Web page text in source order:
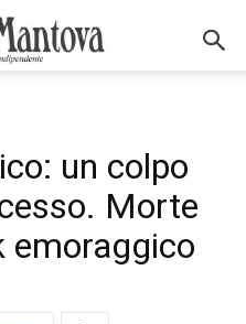
un colpo
Morte
emoraggico